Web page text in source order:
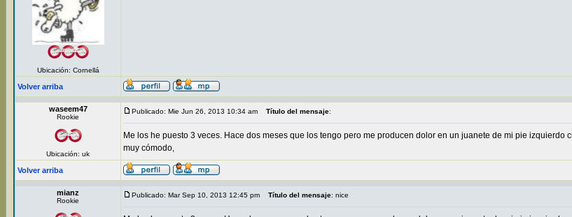
Ubicación: Cornellá
Volver arriba
waseem47
Rookie
Ubicación: uk
Publicado: Mie Jun 26, 2013 10:34 am Título del mensaje:
Me los he puesto 3 veces. Hace dos meses que los tengo pero me producen dolor en un juanete de mi pie
muy cómodo,
Volver arriba
mianz
Rookie
Publicado: Mar Sep 10, 2013 12:45 pm Título del mensaje: nice